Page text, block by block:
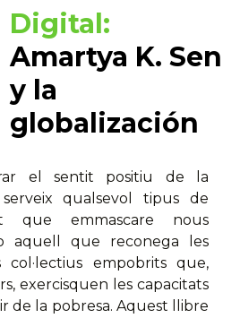
Digital:
Amartya K. Sen
y la
globalización
el sentit positiu de la
qualsevol tipus de
que emmascare nous
aquell que reconega les
empobrits que,
exercisquen les capacitats
de la pobresa. Aquest llibre